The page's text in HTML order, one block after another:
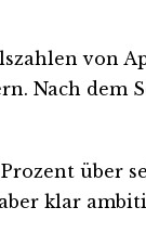
von
Nach dem
über
klar